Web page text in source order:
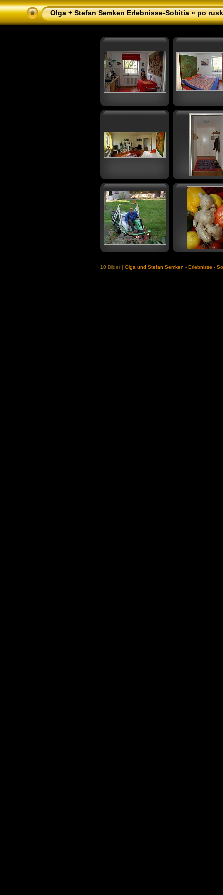
Olga + Stefan Semken Erlebnisse-Sobitia»po
10 Bilder | Olga und Stefan Semken - Erlebnisse -